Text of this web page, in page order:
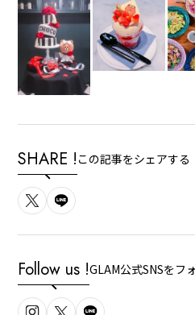
SHARE ! この記事をシェアする
Follow us !GLAM公式SNSをフ